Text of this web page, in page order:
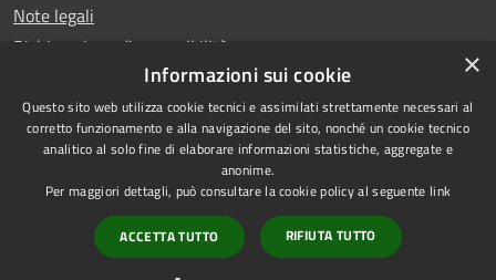
Note legali
Dichiarazione di accessibilità
RSS
Accessibilità
Copyright © 2025 Comune di
San Benedetto del Tronto
Powered byMunicipium
Accesso redazione
×
Informazioni sui cookie
Questo sito web utilizza cookie tecnici e assimilati strettamente necessari al
corretto funzionamento e alla navigazione del sito, nonché un cookie tecnico
analitico al solo fine di elaborare informazioni statistiche, aggregate e
anonime.
Per maggiori dettagli, può consultare la cookie policy al seguente link
ACCETTA TUTTO RIFIUTA TUTTO